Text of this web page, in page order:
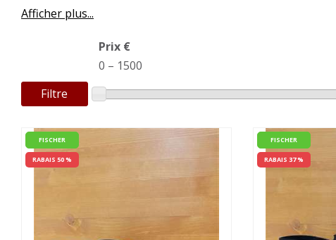
Afficher plus...
Filtre
Prix €
0 – 1500
FISCHER
RABAIS 50 %
FISCHER
RABAIS 37 %